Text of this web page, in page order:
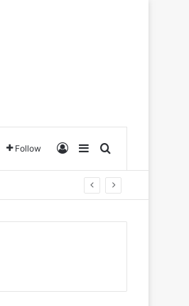
Follow Log InSidebarSearch for